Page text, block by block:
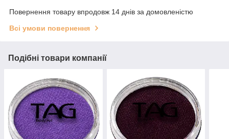
Повернення товару впродовж 14 днів за домовленістю
Всі умови повернення
Подібні товари компанії